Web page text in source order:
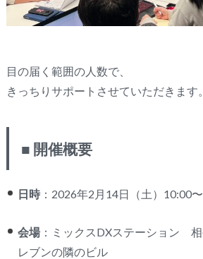
目の届く範囲の人数で、
きっちりサポートさせていただきます。
■ 開催概要
日時：2026年2月14日（土）10:00
会場：ミックスDXステーション 相
レブンの隣のビル